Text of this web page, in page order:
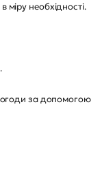
міру необхідності.
за допомогою